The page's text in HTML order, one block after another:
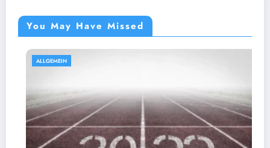
You May Have Missed